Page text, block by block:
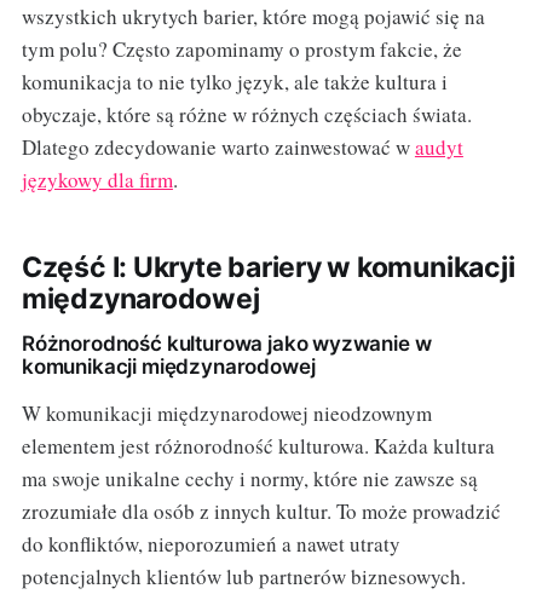
wszystkich ukrytych barier, które mogą pojawić się na
tym polu? Często zapominamy o prostym fakcie, że
komunikacja to nie tylko język, ale także kultura i
obyczaje, które są różne w różnych częściach świata.
Dlatego zdecydowanie warto zainwestować waudyt
językowy dla firm.
Część I: Ukryte bariery w komunikacji
międzynarodowej
Różnorodność kulturowa jako wyzwanie w
komunikacji międzynarodowej
W komunikacji międzynarodowej nieodzownym
elementem jest różnorodność kulturowa. Każda kultura
ma swoje unikalne cechy i normy, które nie zawsze są
zrozumiałe dla osób z innych kultur. To może prowadzić
do konfliktów, nieporozumień a nawet utraty
potencjalnych klientów lub partnerów biznesowych.